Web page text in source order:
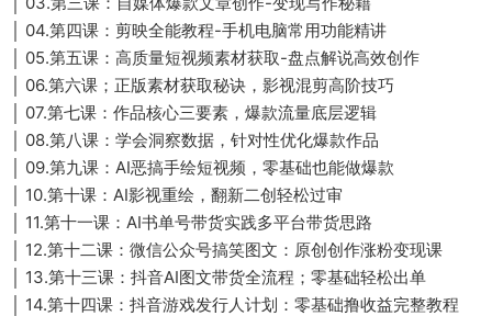
│ 04.第四课：剪映全能教程-手机电脑常用功能精讲
│ 05.第五课：高质量短视频素材获取-盘点解说高效创作
│ 06.第六课；正版素材获取秘诀，影视混剪高阶技巧
│ 07.第七课：作品核心三要素，爆款流量底层逻辑
│ 08.第八课：学会洞察数据，针对性优化爆款作品
│ 09.第九课：AI恶搞手绘短视频，零基础也能做爆款
│ 10.第十课：AI影视重绘，翻新二创轻松过审
│ 11.第十一课：AI书单号带货实践多平台带货思路
│ 12.第十二课：微信公众号搞笑图文：原创创作涨粉变现课
│ 13.第十三课：抖音AI图文带货全流程；零基础轻松出单
│ 14.第十四课：抖音游戏发行人计划：零基础撸收益完整教程